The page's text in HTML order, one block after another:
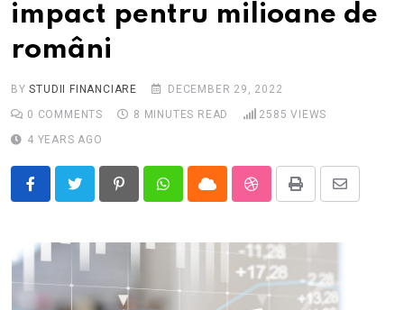
impact pentru milioane de
români
BYSTUDII FINANCIARE
DECEMBER 29, 2022
0 COMMENTS 8 MINUTES READ 2585 VIEWS
4 YEARS AGO
PinterestWhatsappCloud StumbleUpon
Print
Share
Email